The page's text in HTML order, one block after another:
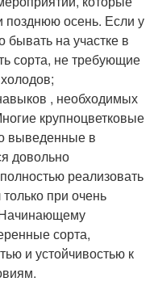
позднюю осень. Если у
бывать на участке в
сорта, не требующие
, необходимых
крупноцветковые
выведенные в
довольно
реализовать
при очень
Начинающему
сорта,
и устойчивостью к